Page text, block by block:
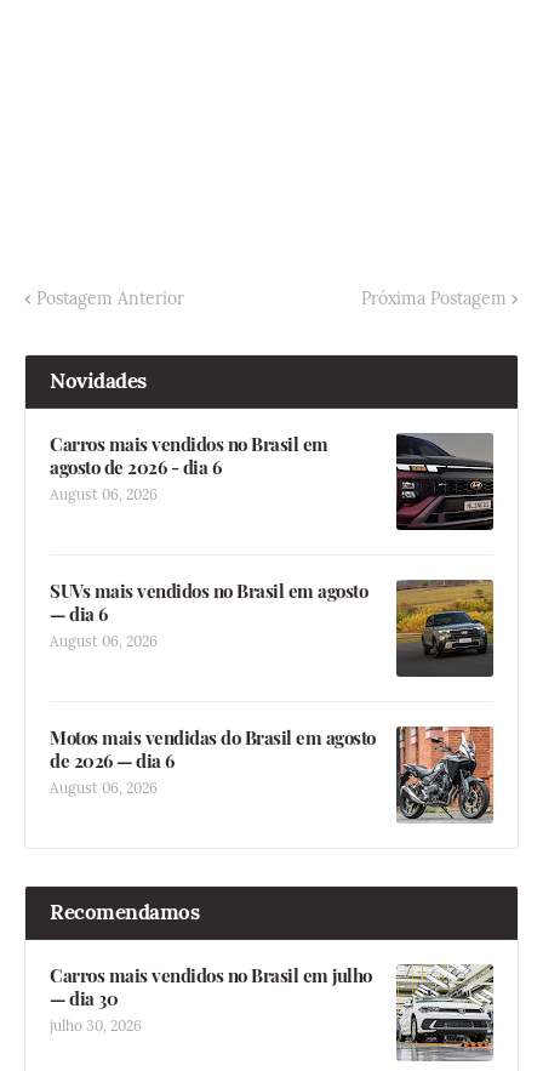
Postagem Anterior Próxima Postagem
Novidades
Carros mais vendidos no Brasil em
agosto de 2026 - dia 6
August 06, 2026
SUVs mais vendidos no Brasil em agosto
— dia 6
August 06, 2026
Motos mais vendidas do Brasil em agosto
de 2026 — dia 6
August 06, 2026
Recomendamos
Carros mais vendidos no Brasil em julho
— dia 30
julho 30, 2026